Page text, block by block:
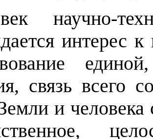
научно-
интерес
связь всего
и